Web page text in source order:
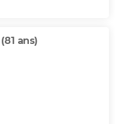
(81 ans)